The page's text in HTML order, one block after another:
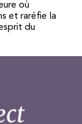
où
et raréfie la
du